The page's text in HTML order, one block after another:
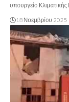
υπουργείο Κλιματικής
18 Νοεμβρίου 2025